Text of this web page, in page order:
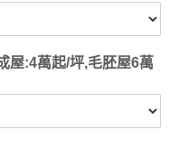
屋:4萬起/坪,毛胚屋6萬